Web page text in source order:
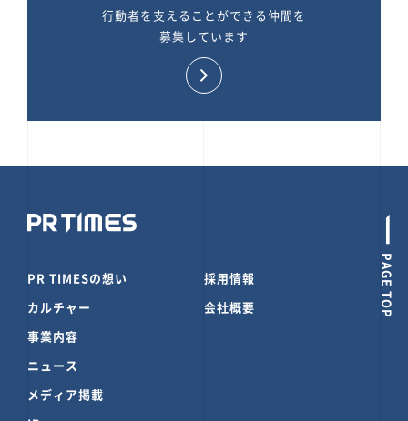
行動者を支えることができる仲間を
募集しています
PAGE TOP
PR TIMESの想い
カルチャー
事業内容
ニュース
メディア掲載
採用情報
会社概要